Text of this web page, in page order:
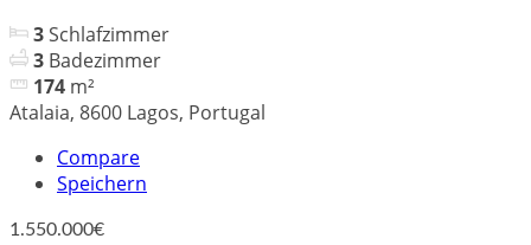
3Schlafzimmer
3 Badezimmer
174 m²
Atalaia, 8600 Lagos, Portugal
Compare
Speichern
1.550.000€